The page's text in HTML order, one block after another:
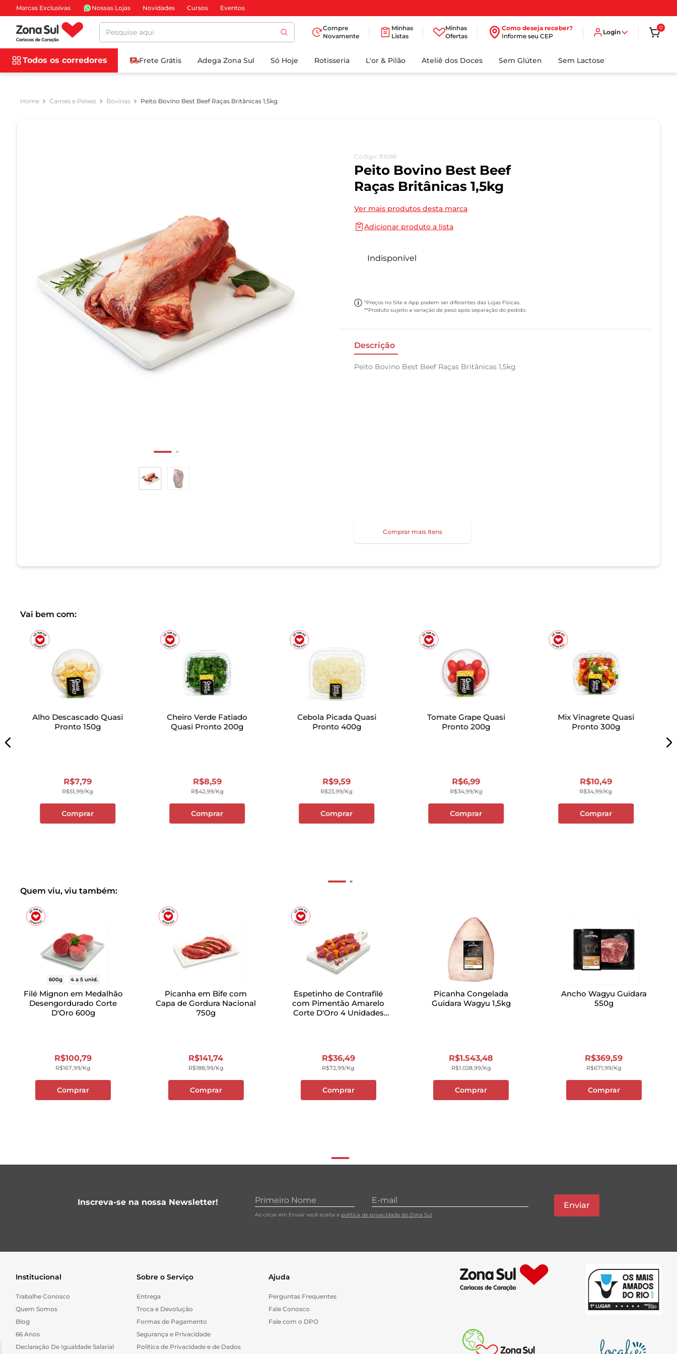
Marcas Exclusivas Nossas Lojas Novidades Cursos Eventos
Pesquise aqui
Compre
Novamente
Minhas
Listas
Minhas
Ofertas
Como deseja receber?
Informe seu CEP
Login
0
Todos os corredores Frete Grátis Adega Zona Sul Só Hoje Rotisseria L'or & Pilão Ateliê dos Doces Sem Glúten Sem Lactose
Carnes e Peixes Bovinas Peito Bovino Best Beef Raças Britânicas 1,5kg
Código: 81698
Peito Bovino Best Beef
Raças Britânicas 1,5kg
Ver mais produtos desta marca
Adicionar produto a lista
Indisponível
*Preços no Site e App podem ser diferentes das Lojas Físicas.
**Produto sujeito a variação de peso após separação do pedido.
Descrição
Peito Bovino Best Beef Raças Britânicas 1,5kg
Comprar mais itens
Vai bem com:
Alho Descascado Quasi
Pronto 150g
R$7,79
R$51,99/kg
Comprar
Cheiro Verde Fatiado
Quasi Pronto 200g
R$8,59
R$42,99/kg
Comprar
Cebola Picada Quasi
Pronto 400g
R$9,59
R$23,99/kg
Comprar
Tomate Grape Quasi
Pronto 200g
R$6,99
R$34,99/kg
Comprar
Mix Vinagrete Quasi
Pronto 300g
R$10,49
R$34,99/kg
Comprar
Quem viu, viu também:
600g 4 a 5 unid.
Filé Mignon em Medalhão
Desengordurado Corte
D'Oro 600g
R$100,79
R$167,99/kg
Comprar
Picanha em Bife com
Capa de Gordura Nacional
750g
R$141,74
R$188,99/kg
Comprar
Espetinho de Contrafilé
com Pimentão Amarelo
Corte D'Oro 4 Unidades
R$36,49
R$72,99/kg
Comprar
Picanha Congelada
Guidara Wagyu 1,5kg
R$1.543,48
R$1.028,99/kg
Comprar
Ancho Wagyu Guidara
550g
R$369,59
R$671,99/kg
Comprar
Inscreva-se na nossa Newsletter!
Ao clicar em Enviar você aceita a política de privacidade do Zona Sul
Enviar
Institucional
Trabalhe Conosco
Quem Somos
Blog
66 Anos
Declaração De Igualdade Salarial
Sobre o Serviço
Entrega
Troca e Devolução
Formas de Pagamento
Segurança e Privacidade
Politica de Privacidade e de Dados
Ajuda
Perguntas Frequentes
Fale Conosco
Fale com o DPO
BUSCADOS